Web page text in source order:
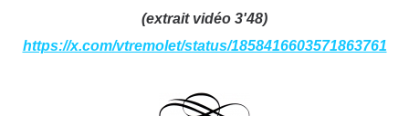
(extrait vidéo 3'48)
https://x.com/vtremolet/status/1858416603571863761